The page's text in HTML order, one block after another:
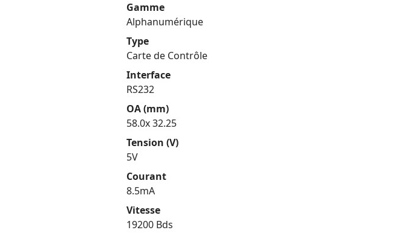
Gamme
Alphanumérique
Type
Carte de Contrôle
Interface
RS232
OA (mm)
58.0x 32.25
Tension (V)
5V
Courant
8.5mA
Vitesse
19200 Bds